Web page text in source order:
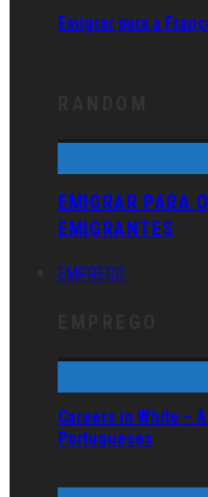
Emigrar para a
EMIGRAR PARA
EMIGRANTES
EMPREGO
Careers in White –
Portugueses